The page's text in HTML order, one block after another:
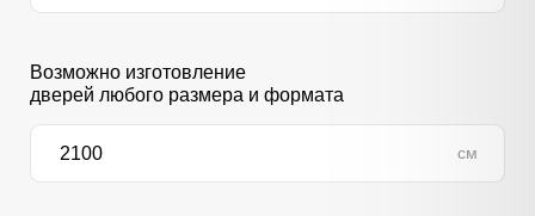
Возможно изготовление
дверей любого размера и формата
см